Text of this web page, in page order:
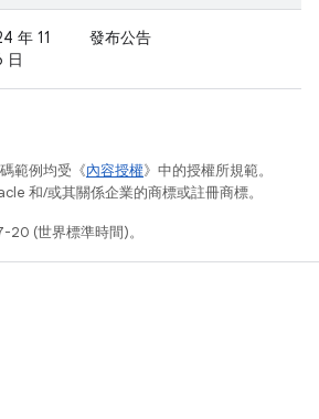
年 11
日
發布公告
範例均受《內容授權》中的授權所規範。
和/或其關係企業的商標或註冊商標。
(世界標準時間)。